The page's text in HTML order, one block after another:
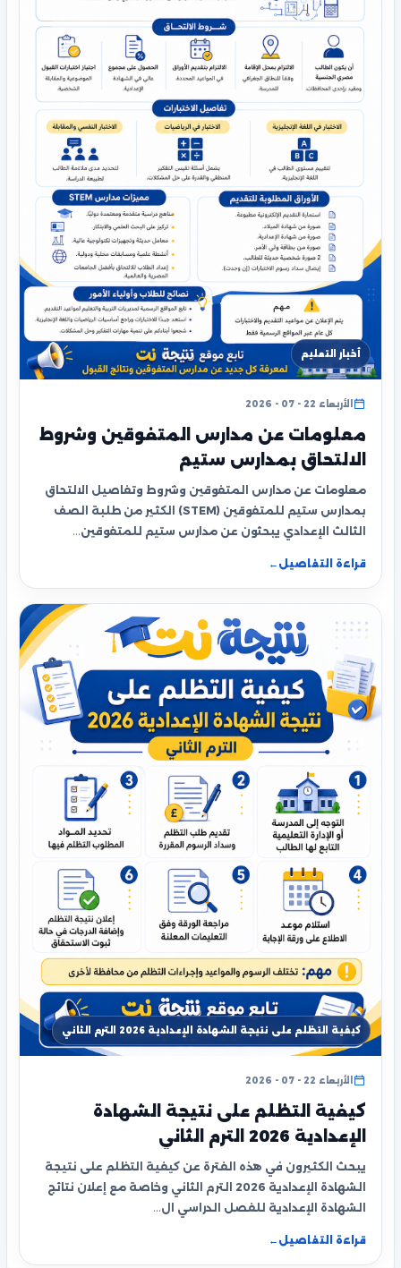
أخبار التعليم
الأربعاء 22 - 07 - 2026
معلومات عن مدارس المتفوقين وشروط
الالتحاق بمدارس ستيم
معلومات عن مدارس المتفوقين وشروط وتفاصيل الالتحاق
بمدارس ستيم للمتفوقين (STEM) الكثير من طلبة الصف
الثالث الإعدادي يبحثون عن مدارس ستيم للمتفوقين…
قراءة التفاصيل ←
كيفية التظلم على نتيجة الشهادة الإعدادية 2026 الترم الثاني
الأربعاء 22 - 07 - 2026
كيفية التظلم على نتيجة الشهادة
الإعدادية 2026 الترم الثاني
يبحث الكثيرون في هذه الفترة عن كيفية التظلم على نتيجة
الشهادة الإعدادية 2026 الترم الثاني وخاصة مع إعلان نتائج
الشهادة الإعدادية للفصل الدراسي ال…
قراءة التفاصيل ←